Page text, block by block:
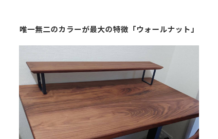
唯一無二のカラーが最大の特徴「ウォールナット」